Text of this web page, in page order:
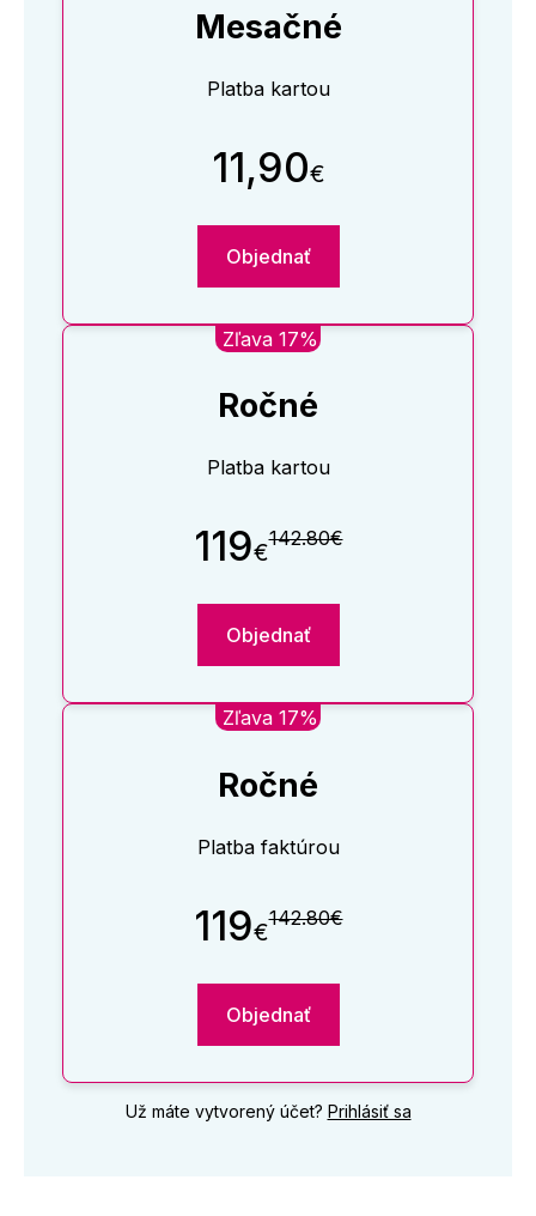
Mesačné
Platba kartou
11,90€
Objednať
Zľava 17%
Ročné
Platba kartou
119€142.80€
Objednať
Zľava 17%
Ročné
Platba faktúrou
119€142.80€
Objednať
Už máte vytvorený účet? Prihlásiť sa